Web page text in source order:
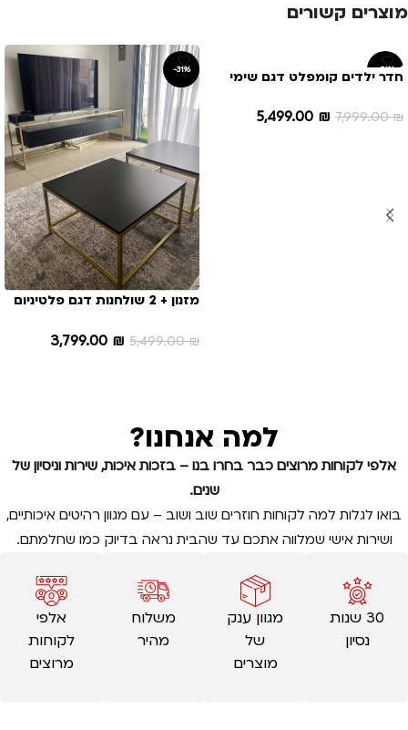
מוצרים קשורים
-31%
חדר ילדים קומפלט דגם שימי
7,999.00₪
5,499.00 ₪
-31%
מזנון + 2 שולחנות דגם פלטיניום
5,499.00₪
3,799.00 ₪
למה אנחנו?
אלפי לקוחות מרוצים כבר בחרו בנו – בזכות איכות, שירות וניסיון של
שנים.
בואו לגלות למה לקוחות חוזרים שוב ושוב – עם מגוון רהיטים איכותיים,
ושירות אישי שמלווה אתכם עד שהבית נראה בדיוק כמו שחלמתם.
30 שנות
נסיון
מגוון ענק
של
מוצרים
משלוח
מהיר
אלפי
לקוחות
מרוצים